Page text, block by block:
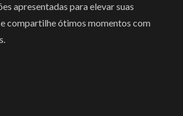
apresentadas para elevar suas
compartilhe ótimos momentos com